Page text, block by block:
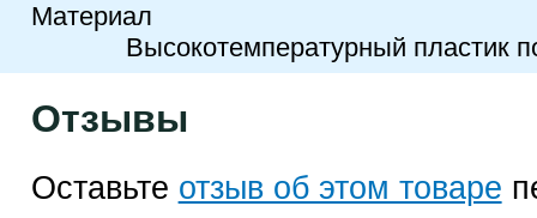
Материал
Высокотемпературный пластик
Отзывы
Оставьте отзыв об этом товаре